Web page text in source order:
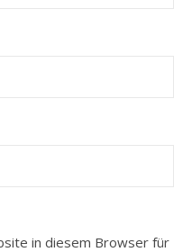
in diesem Browser für